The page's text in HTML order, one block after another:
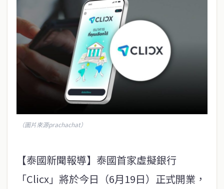
（圖片來源prachachat）
【泰國新聞報導】泰國首家虛擬銀行
「Clicx」將於今日（6月19日）正式開業，